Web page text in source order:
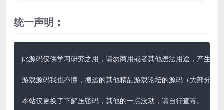
统一声明：
此源码仅供学习研究之用，请勿商用或者其他违法用途，产生其
游戏源码我也不懂，搬运的其他精品游戏论坛的源码（大部分带
本站仅更换了下解压密码，其他的一点没动，请自行查毒。